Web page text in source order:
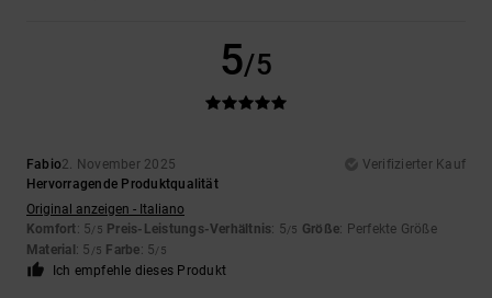
5/5
Fabio2. November 2025
Verifizierter Kauf
Hervorragende Produktqualität
Original anzeigen - Italiano
Komfort: 5/5 Preis-Leistungs-Verhältnis: 5/5 Größe: Perfekte Größe
Material : 5 /5 Farbe: 5/5
Ich empfehle dieses Produkt